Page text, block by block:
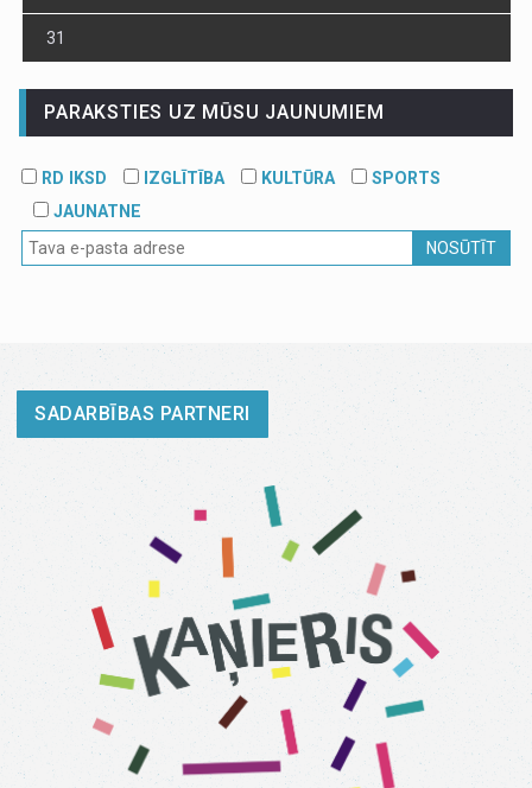
31
PARAKSTIES UZ MŪSU JAUNUMIEM
RD IKSD IZGLĪTĪBA KULTŪRA
SPORTS
JAUNATNE
NOSŪTĪT
SADARBĪBAS PARTNERI